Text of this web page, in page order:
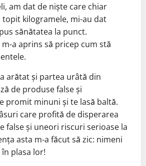
am dat de niște care chiar
topit kilogramele, mi-au dat
sănătatea la punct.
a aprins să pricep cum stă
arătat și partea urâtă din
de produse false și
promit minuni și te lasă baltă.
care profită de disperarea
false și uneori riscuri serioase la
asta m-a făcut să zic: nimeni
plasa lor!